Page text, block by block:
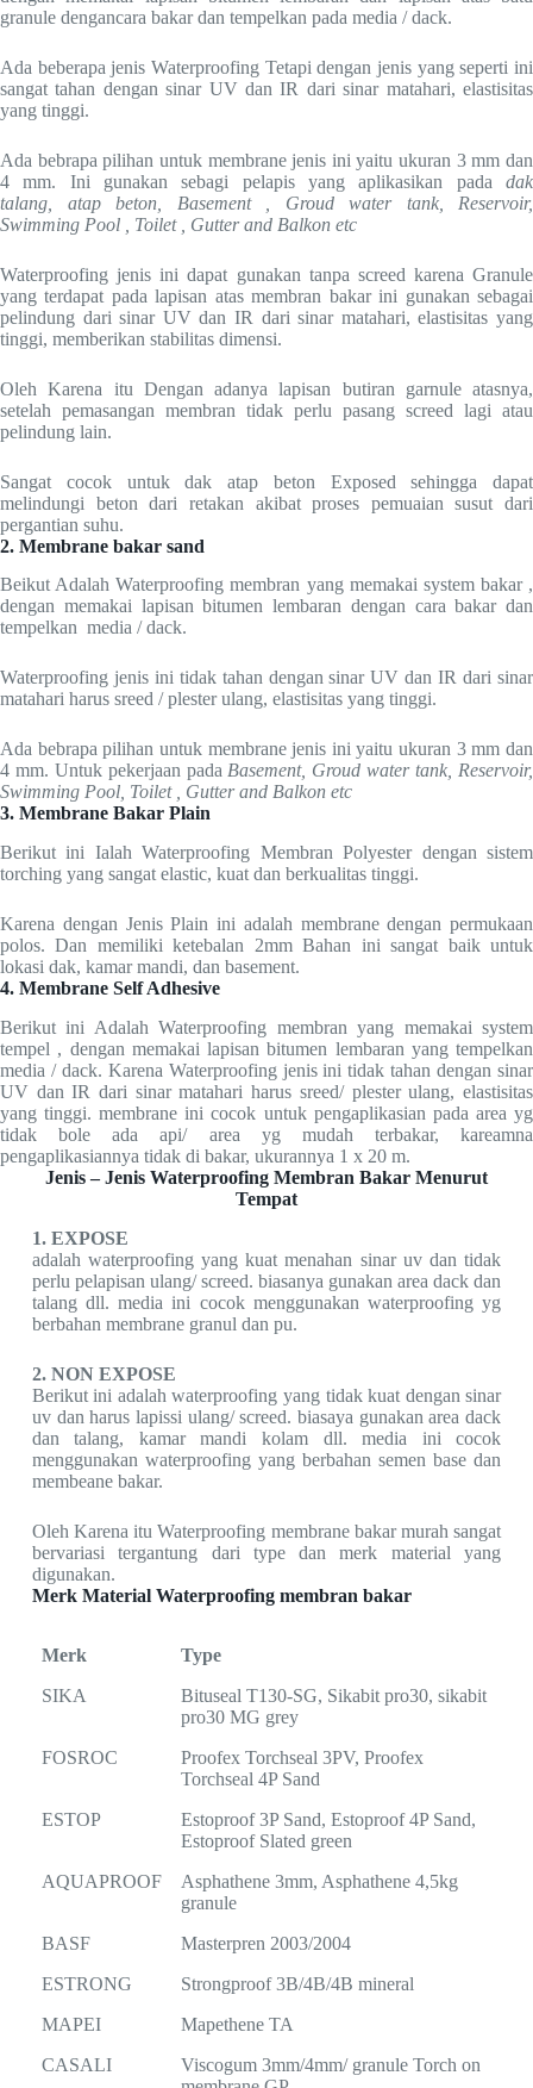
granule dengancara bakar dan tempelkan pada media / dack.
Ada beberapa jenis Waterproofing Tetapi dengan jenis yang seperti ini
sangat tahan dengan sinar UV dan IR dari sinar matahari, elastisitas
yang tinggi.
Ada bebrapa pilihan untuk membrane jenis ini yaitu ukuran 3 mm dan
4 mm. Ini gunakan sebagi pelapis yang aplikasikan pada dak
talang, atap beton, Basement , Groud water tank, Reservoir,
Swimming Pool , Toilet , Gutter and Balkon etc
Waterproofing jenis ini dapat gunakan tanpa screed karena Granule
yang terdapat pada lapisan atas membran bakar ini gunakan sebagai
pelindung dari sinar UV dan IR dari sinar matahari, elastisitas yang
tinggi, memberikan stabilitas dimensi.
Oleh Karena itu Dengan adanya lapisan butiran garnule atasnya,
setelah pemasangan membran tidak perlu pasang screed lagi atau
pelindung lain.
Sangat cocok untuk dak atap beton Exposed sehingga dapat
melindungi beton dari retakan akibat proses pemuaian susut dari
pergantian suhu.
2. Membrane bakar sand
Beikut Adalah Waterproofing membran yang memakai system bakar ,
dengan memakai lapisan bitumen lembaran dengan cara bakar dan
tempelkan media / dack.
Waterproofing jenis ini tidak tahan dengan sinar UV dan IR dari sinar
matahari harus sreed / plester ulang, elastisitas yang tinggi.
Ada bebrapa pilihan untuk membrane jenis ini yaitu ukuran 3 mm dan
4 mm. Untuk pekerjaan pada Basement, Groud water tank, Reservoir,
Swimming Pool, Toilet , Gutter and Balkon etc
3. Membrane Bakar Plain
Berikut ini Ialah Waterproofing Membran Polyester dengan sistem
torching yang sangat elastic, kuat dan berkualitas tinggi.
Karena dengan Jenis Plain ini adalah membrane dengan permukaan
polos. Dan memiliki ketebalan 2mm Bahan ini sangat baik untuk
lokasi dak, kamar mandi, dan basement.
4. Membrane Self Adhesive
Berikut ini Adalah Waterproofing membran yang memakai system
tempel , dengan memakai lapisan bitumen lembaran yang tempelkan
media / dack. Karena Waterproofing jenis ini tidak tahan dengan sinar
UV dan IR dari sinar matahari harus sreed/ plester ulang, elastisitas
yang tinggi. membrane ini cocok untuk pengaplikasian pada area yg
tidak bole ada api/ area yg mudah terbakar, kareamna
pengaplikasiannya tidak di bakar, ukurannya 1 x 20 m.
Jenis – Jenis Waterproofing Membran Bakar Menurut
Tempat
1. EXPOSE
adalah waterproofing yang kuat menahan sinar uv dan tidak
perlu pelapisan ulang/ screed. biasanya gunakan area dack dan
talang dll. media ini cocok menggunakan waterproofing yg
berbahan membrane granul dan pu.
2. NON EXPOSE
Berikut ini adalah waterproofing yang tidak kuat dengan sinar
uv dan harus lapissi ulang/ screed. biasaya gunakan area dack
dan talang, kamar mandi kolam dll. media ini cocok
menggunakan waterproofing yang berbahan semen base dan
membeane bakar.
Oleh Karena itu Waterproofing membrane bakar murah sangat
bervariasi tergantung dari type dan merk material yang
digunakan.
Merk Material Waterproofing membran bakar
Merk
Type
SIKA
Bituseal T130-SG, Sikabit pro30, sikabit
pro30 MG grey
FOSROC
Proofex Torchseal 3PV, Proofex
Torchseal 4P Sand
ESTOP
Estoproof 3P Sand, Estoproof 4P Sand,
Estoproof Slated green
AQUAPROOF
Asphathene 3mm, Asphathene 4,5kg
granule
BASF
Masterpren 2003/2004
ESTRONG
Strongproof 3B/4B/4B mineral
MAPEI
Mapethene TA
CASALI
Viscogum 3mm/4mm/ granule Torch on